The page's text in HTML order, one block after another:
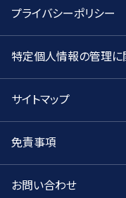
プライバシーポリシー
特定個人情報の管理に
サイトマップ
免責事項
お問い合わせ